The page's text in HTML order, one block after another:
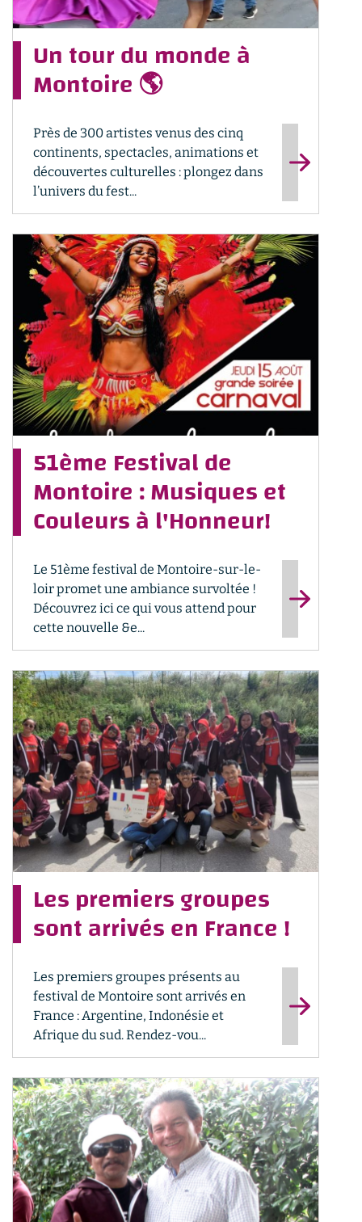
Un tour du monde à
Montoire 🌎
Près de 300 artistes venus des cinq
continents, spectacles, animations et
découvertes culturelles : plongez dans
l’univers du fest...
51ème Festival de
Montoire : Musiques et
Couleurs à l'Honneur!
Le 51ème festival de Montoire-sur-le-
loir promet une ambiance survoltée !
Découvrez ici ce qui vous attend pour
cette nouvelle &e...
Les premiers groupes
sont arrivés en France !
Les premiers groupes présents au
festival de Montoire sont arrivés en
France : Argentine, Indonésie et
Afrique du sud. Rendez-vou...